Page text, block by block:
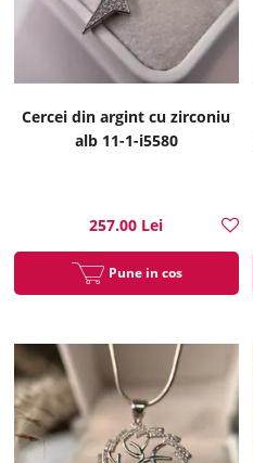
Cercei din argint cu zirconiu
alb 11-1-i5580
257.00 Lei
Pune in cos